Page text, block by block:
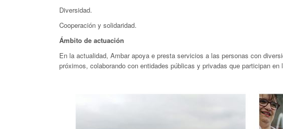
Diversidad.
Cooperación y solidaridad.
Ámbito de actuación
En la actualidad, Ambar apoya e presta servicios a las personas con
próximos, colaborando con entidades públicas y privadas que participan